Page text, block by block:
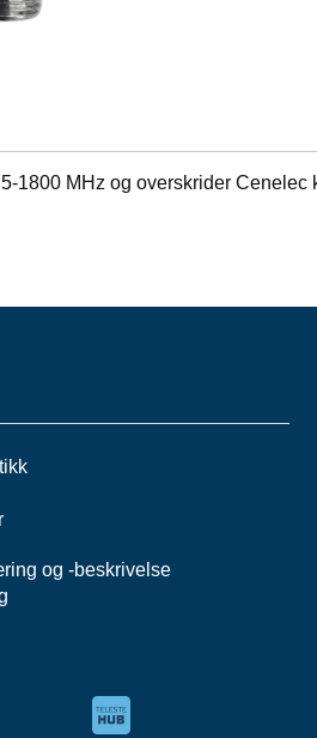
1800 MHz og overskrider Cenelec
og -beskrivelse